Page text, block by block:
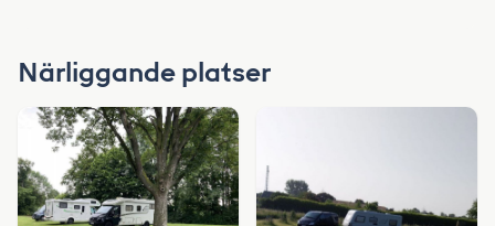
Närliggande platser